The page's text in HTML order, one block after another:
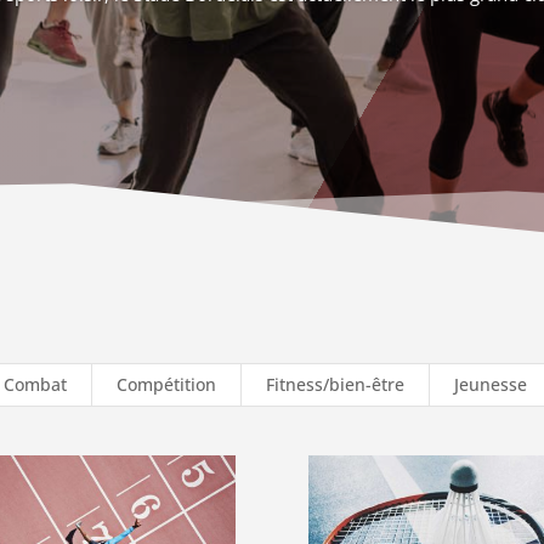
Combat Compétition Fitness/bien-être Jeunesse